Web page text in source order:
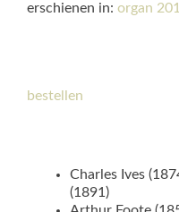
erschienen in: organ
bestellen
Charles Ives
(1891)